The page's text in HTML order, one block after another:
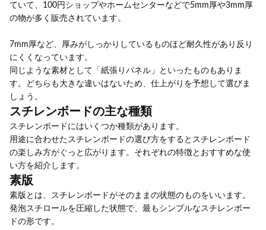
ていて、100円ショップやホームセンターなどで5mm厚や3mm厚
の物が多く販売されています。
7mm厚など、厚みがしっかりしているものほど耐久性があり反り
にくくなっています。
同じような素材として「紙張りパネル」といったものもありま
す。どちらも大きな違いはないため、仕上がりを予想して選びま
しょう。
スチレンボードの主な種類
スチレンボードにはいくつか種類があります。
用途に合わせたスチレンボードの選び方をするとスチレンボード
の楽しみ方がぐっと広がります。それぞれの特徴とおすすめな使
い方を紹介します。
素版
素版とは、スチレンボードがそのままの状態のものをいいます。
発泡スチロールを圧縮した状態で、最もシンプルなスチレンボー
ドの形です。